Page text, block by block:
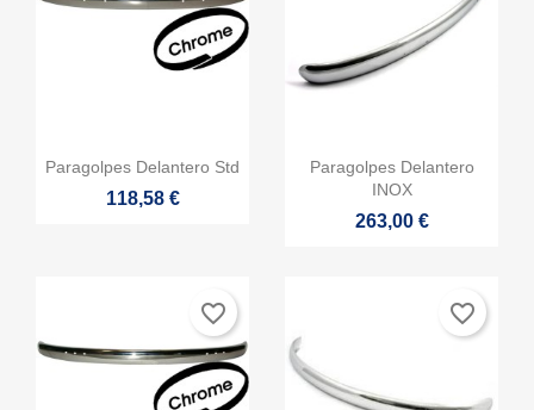
Vista rápida
Paragolpes Delantero Std
118,58 €
Vista rápida
Paragolpes Delantero
INOX
263,00 €
favorite_border favorite_border